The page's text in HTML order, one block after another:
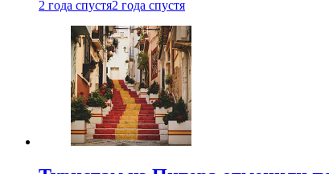
2 года спустя2 года спустя